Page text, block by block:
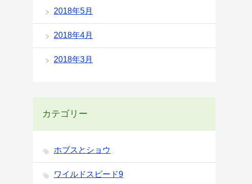
2018年5月
2018年4月
2018年3月
カテゴリー
ホブスとショウ
ワイルドスピード9